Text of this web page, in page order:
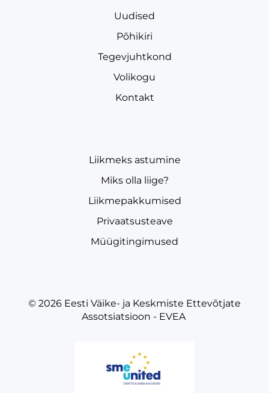
Uudised
Põhikiri
Tegevjuhtkond
Volikogu
Kontakt
Liikmeks astumine
Miks olla liige?
Liikmepakkumised
Privaatsusteave
Müügitingimused
© 2026 Eesti Väike- ja Keskmiste Ettevõtjate
Assotsiatsioon - EVEA